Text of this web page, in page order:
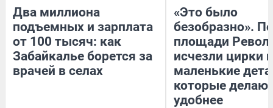
Два миллиона
подъемных и зарплата
от 100 тысяч: как
Забайкалье борется за
врачей в селах
«Это было
безобразно».
площади
исчезли цирки
маленькие
которые
удобнее